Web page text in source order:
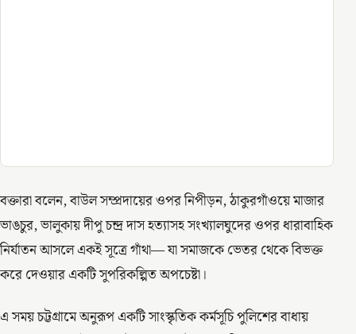
বক্তারা বলেন, বাউল সম্প্রদায়ের ওপর নিপীড়ন, ঠাকুরগাঁওয়ে মাজার
ভাঙচুর, ভালুকায় দীপু চন্দ্র দাস হত্যাসহ সংখ্যালঘুদের ওপর ধারাবাহিক
নির্যাতন আসলে একই সূত্রে গাঁথা— যা সমাজকে ভেতর থেকে বিভক্ত
করে দেওয়ার একটি সুপরিকল্পিত অপচেষ্টা।
এ সময় চট্টগ্রামে অনুরূপ একটি সাংস্কৃতিক কর্মসূচি পুলিশের বাধায়